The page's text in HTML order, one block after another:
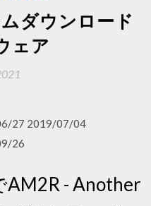
ダウンロード
ェア
27 2019/07/04
26
AM2R - Another